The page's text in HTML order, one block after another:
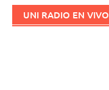
UNI RADIO EN VIVO